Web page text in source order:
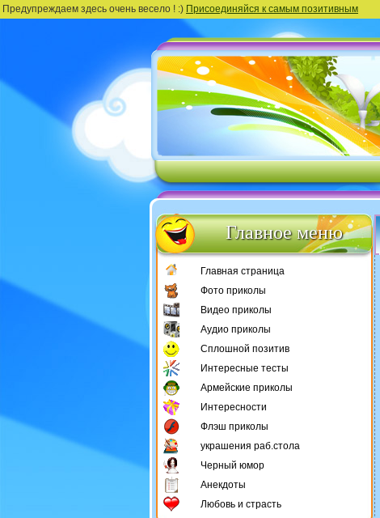
Предупреждаем здесь очень весело ! :) Присоединяйся к самым позитивным
Главное меню
Главная страница
Фото приколы
Видео приколы
Аудио приколы
Сплошной позитив
Интересные тесты
Армейские приколы
Интересности
Флэш приколы
украшения раб.стола
Черный юмор
Анекдоты
Любовь и страсть